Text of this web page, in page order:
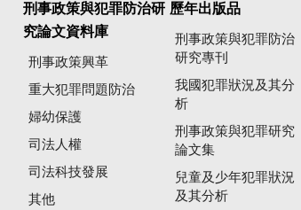
刑事政策與犯罪防治研
究論文資料庫
刑事政策興革
重大犯罪問題防治
婦幼保護
司法人權
司法科技發展
其他
歷年出版品
刑事政策與犯罪防治
研究專刊
我國犯罪狀況及其分
析
刑事政策與犯罪研究
論文集
兒童及少年犯罪狀況
及其分析